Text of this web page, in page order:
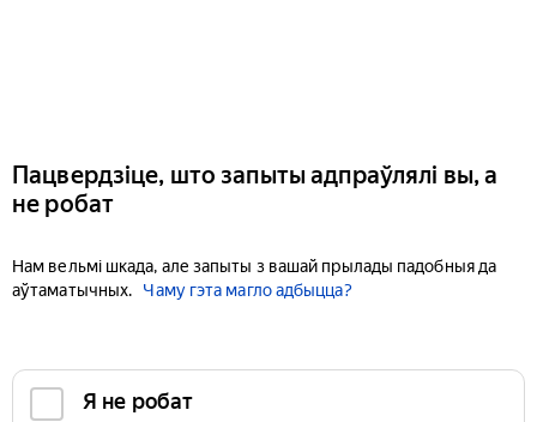
Пацвердзіце, што запыты адпраўлялі вы, а
не робат
Нам вельмі шкада, але запыты з вашай прылады падобныя да
аўтаматычных.
Чаму гэта магло адбыцца?
Я не робат